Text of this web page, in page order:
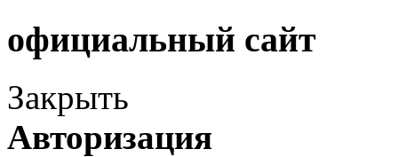
официальный сайт
Закрыть
Авторизация